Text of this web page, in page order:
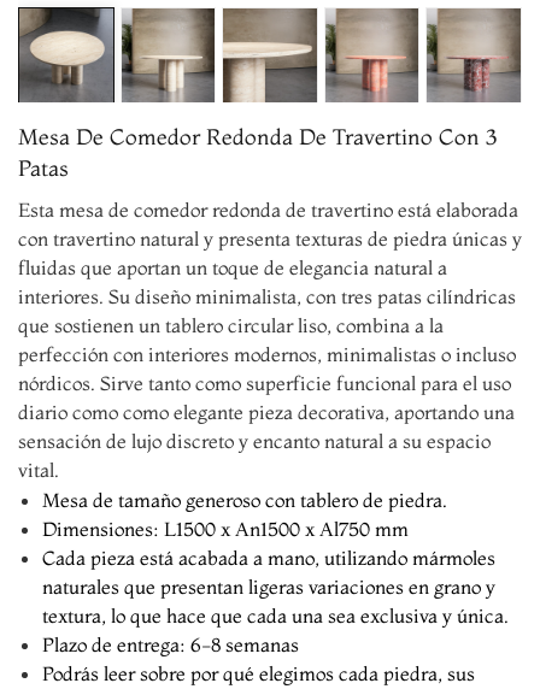
Mesa De Comedor Redonda De Travertino Con 3
Patas
Esta mesa de comedor redonda de travertino está elaborada
con travertino natural y presenta texturas de piedra únicas y
fluidas que aportan un toque de elegancia natural a
interiores. Su diseño minimalista, con tres patas cilíndricas
que sostienen un tablero circular liso, combina a la
perfección con interiores modernos, minimalistas o incluso
nórdicos. Sirve tanto como superficie funcional para el uso
diario como como elegante pieza decorativa, aportando una
sensación de lujo discreto y encanto natural a su espacio
vital.
Mesa de tamaño generoso con tablero de piedra.
Dimensiones: L1500 x An1500 x Al750 mm
Cada pieza está acabada a mano, utilizando mármoles
naturales que presentan ligeras variaciones en grano y
textura, lo que hace que cada una sea exclusiva y única.
Plazo de entrega: 6-8 semanas
Podrás leer sobre por qué elegimos cada piedra, sus